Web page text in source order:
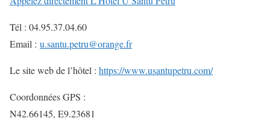
Tél : 04.95.37.04.60
Email : u.santu.petru@orange.fr
Le site web de l’hôtel : https://www.usantupetru.com/
Coordonnées GPS :
N42.66145, E9.23681